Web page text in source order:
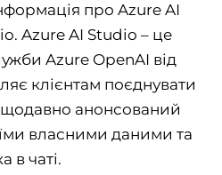
про Azure AI
Azure AI Studio – це
Azure OpenAI від
клієнтам поєднувати
анонсований
власними даними та
в чаті.